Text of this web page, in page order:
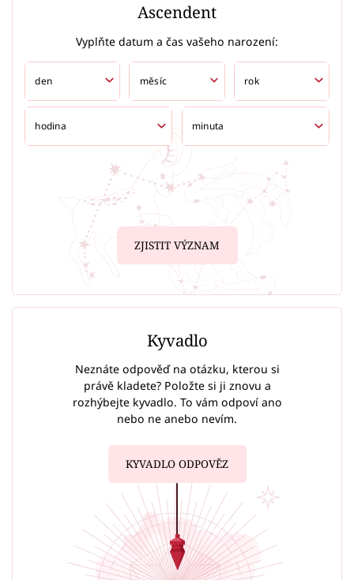
Ascendent
Vyplňte datum a čas vašeho narození:
ZJISTIT VÝZNAM
Kyvadlo
Neznáte odpověď na otázku, kterou si
právě kladete? Položte si ji znovu a
rozhýbejte kyvadlo. To vám odpoví ano
nebo ne anebo nevím.
KYVADLO ODPOVĚZ